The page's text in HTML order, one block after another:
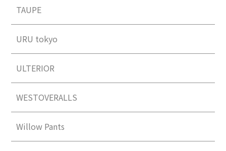
TAUPE
URU tokyo
ULTERIOR
WESTOVERALLS
Willow Pants